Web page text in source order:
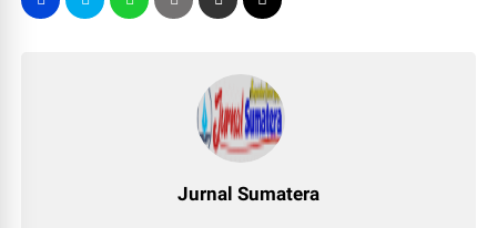
Jurnal Sumatera